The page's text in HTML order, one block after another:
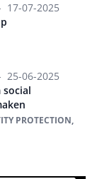
17-07-2025
25-06-2025
PROTECTION,